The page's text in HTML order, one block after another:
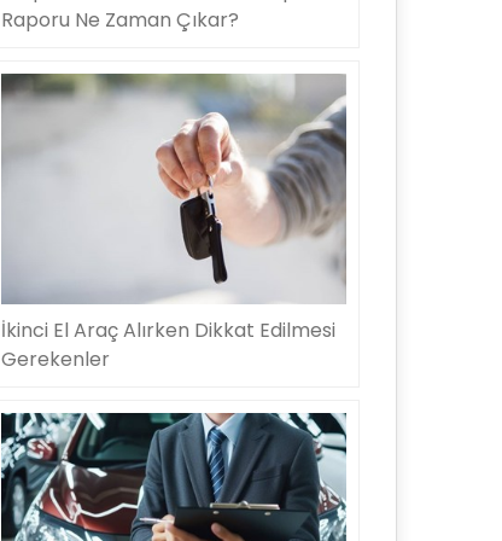
Raporu Ne Zaman Çıkar?
İkinci El Araç Alırken Dikkat Edilmesi
Gerekenler